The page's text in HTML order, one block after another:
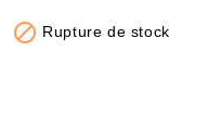
 Rupture de stock